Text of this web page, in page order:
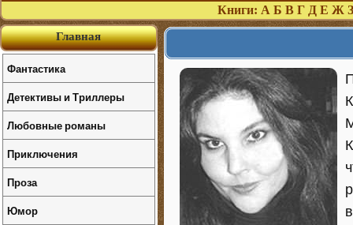
Книги: А Б В Г Д Е Ж З
Главная
Фантастика
Детективы и Триллеры
Любовные романы
Приключения
Проза
Юмор